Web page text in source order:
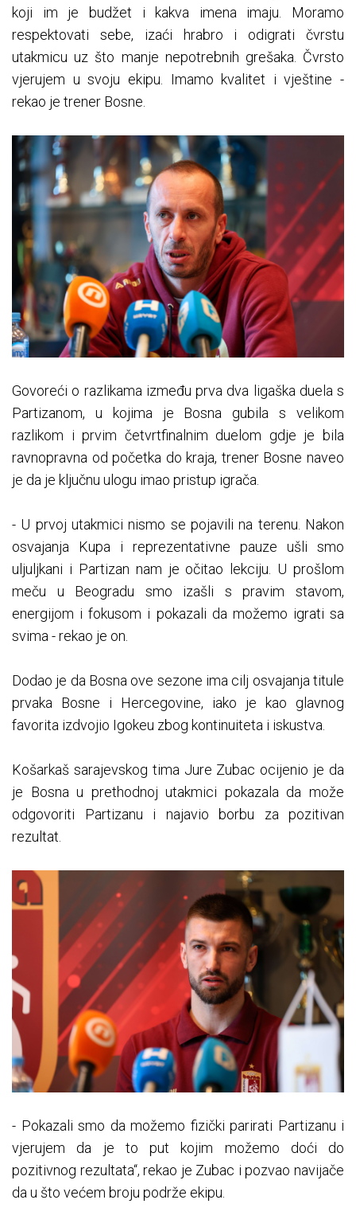
koji im je budžet i kakva imena imaju. Moramo
respektovati sebe, izaći hrabro i odigrati čvrstu
utakmicu uz što manje nepotrebnih grešaka. Čvrsto
vjerujem u svoju ekipu. Imamo kvalitet i vještine -
rekao je trener Bosne.
Govoreći o razlikama između prva dva ligaška duela s
Partizanom, u kojima je Bosna gubila s velikom
razlikom i prvim četvrtfinalnim duelom gdje je bila
ravnopravna od početka do kraja, trener Bosne naveo
je da je ključnu ulogu imao pristup igrača.
- U prvoj utakmici nismo se pojavili na terenu. Nakon
osvajanja Kupa i reprezentativne pauze ušli smo
uljuljkani i Partizan nam je očitao lekciju. U prošlom
meču u Beogradu smo izašli s pravim stavom,
energijom i fokusom i pokazali da možemo igrati sa
svima - rekao je on.
Dodao je da Bosna ove sezone ima cilj osvajanja titule
prvaka Bosne i Hercegovine, iako je kao glavnog
favorita izdvojio Igokeu zbog kontinuiteta i iskustva.
Košarkaš sarajevskog tima Jure Zubac ocijenio je da
je Bosna u prethodnoj utakmici pokazala da može
odgovoriti Partizanu i najavio borbu za pozitivan
rezultat.
- Pokazali smo da možemo fizički parirati Partizanu i
vjerujem da je to put kojim možemo doći do
pozitivnog rezultata“, rekao je Zubac i pozvao navijače
da u što većem broju podrže ekipu.